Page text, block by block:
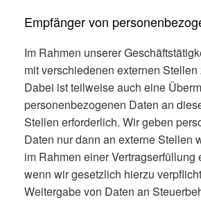
Empfänger von
Im Rahmen unserer
mit verschiedenen externen Stellen
Dabei ist teilweise auch eine
personenbezogenen Daten an
Stellen erforderlich. Wir geben
Daten nur dann an externe Stellen
im Rahmen einer Vertragserfüllung
wenn wir gesetzlich hierzu
Weitergabe von Daten an